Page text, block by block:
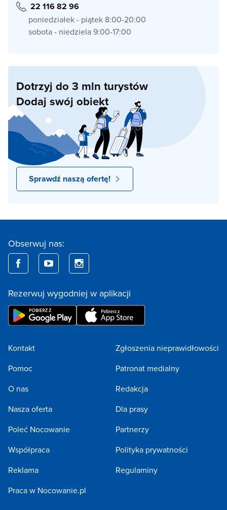
22 116 82 96
poniedziałek - piątek 8:00-20:00
sobota - niedziela 9:00-17:00
Dotrzyj do 3 mln turystów
Dodaj swój obiekt
Sprawdź naszą ofertę!
Obserwuj nas:
Rezerwuj wygodniej w aplikacji
Kontakt
Pomoc
O nas
Nasza oferta
Poleć Nocowanie
Współpraca
Reklama
Praca w Nocowanie.pl
Zgłoszenia nieprawidłowości
Patronat medialny
Redakcja
Dla prasy
Partnerzy
Polityka prywatności
Regulaminy